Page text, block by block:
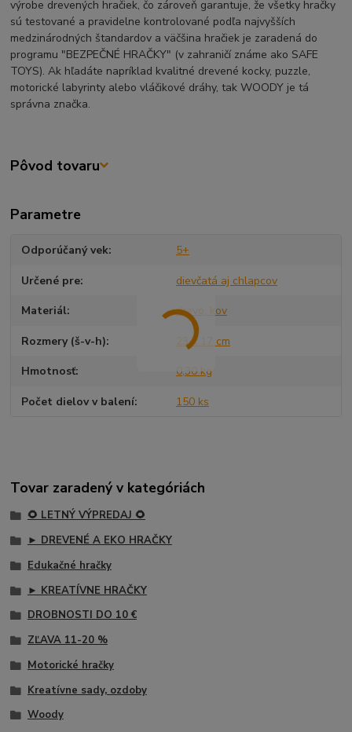
výrobe drevených hračiek, čo zároveň garantuje, že všetky hračky
sú testované a pravidelne kontrolované podľa najvyšších
medzinárodných štandardov a väčšina hračiek je zaradená do
programu "BEZPEČNÉ HRAČKY" (v zahraničí známe ako SAFE
TOYS). Ak hľadáte napríklad kvalitné drevené kocky, puzzle,
motorické labyrinty alebo vláčikové dráhy, tak WOODY je tá
správna značka.
Pôvod tovaru
Parametre
Odporúčaný vek 5+
Určené pre dievčatá aj chlapcov
Materiál drevo, kov
Rozmery (š-v-h) 23 x 17 cm
Hmotnosť 0,30 kg
Počet dielov v balení 150 ks
Tovar zaradený v kategóriách
🌻 LETNÝ VÝPREDAJ 🌻
► DREVENÉ A EKO HRAČKY
Edukačné hračky
► KREATÍVNE HRAČKY
DROBNOSTI DO 10 €
ZĽAVA 11-20 %
Motorické hračky
Kreatívne sady, ozdoby
Woody